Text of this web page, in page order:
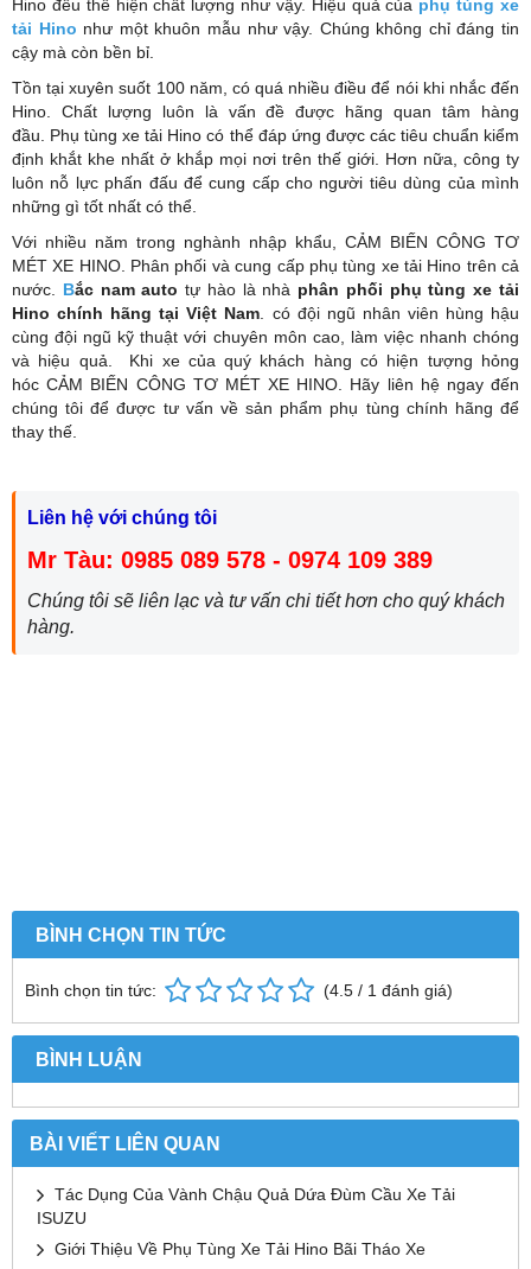
Hino đều thể hiện chất lượng như vậy. Hiệu quả của phụ tùng xe
tải Hino như một khuôn mẫu như vậy. Chúng không chỉ đáng tin
cậy mà còn bền bỉ.
Tồn tại xuyên suốt 100 năm, có quá nhiều điều để nói khi nhắc đến
Hino. Chất lượng luôn là vấn đề được hãng quan tâm hàng
đầu. Phụ tùng xe tải Hino có thể đáp ứng được các tiêu chuẩn kiểm
định khắt khe nhất ở khắp mọi nơi trên thế giới. Hơn nữa, công ty
luôn nỗ lực phấn đấu để cung cấp cho người tiêu dùng của mình
những gì tốt nhất có thể.
Với nhiều năm trong nghành nhập khẩu, CẢM BIẾN CÔNG TƠ
MÉT XE HINO. Phân phối và cung cấp phụ tùng xe tải Hino trên cả
nước. Bắc nam auto tự hào là nhà phân phối phụ tùng xe tải
Hino chính hãng tại Việt Nam . có đội ngũ nhân viên hùng hậu
cùng đội ngũ kỹ thuật với chuyên môn cao, làm việc nhanh chóng
và hiệu quả. Khi xe của quý khách hàng có hiện tượng hỏng
hóc CẢM BIẾN CÔNG TƠ MÉT XE HINO. Hãy liên hệ ngay đến
chúng tôi để được tư vấn về sản phẩm phụ tùng chính hãng để
thay thế.
Liên hệ với chúng tôi
Mr Tàu: 0985 089 578 - 0974 109 389
Chúng tôi sẽ liên lạc và tư vấn chi tiết hơn cho quý khách
hàng.
BÌNH CHỌN TIN TỨC
Bình chọn tin tức: (4.5 / 1 đánh giá)
BÌNH LUẬN
BÀI VIẾT LIÊN QUAN
Tác Dụng Của Vành Chậu Quả Dứa Đùm Cầu Xe Tải
ISUZU
Giới Thiệu Về Phụ Tùng Xe Tải Hino Bãi Tháo Xe